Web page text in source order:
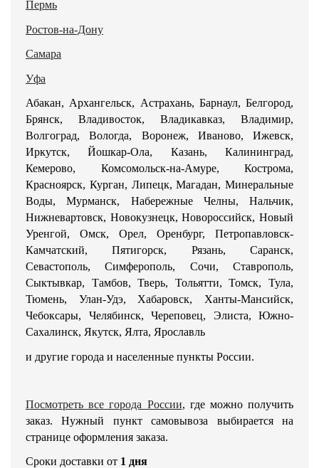
Пермь
Ростов-на-Дону
Самара
Уфа
Абакан, Архангельск, Астрахань, Барнаул, Белгород,
Брянск, Владивосток, Владикавказ, Владимир,
Волгоград, Вологда, Воронеж, Иваново, Ижевск,
Иркутск, Йошкар-Ола, Казань, Калининград,
Кемерово, Комсомольск-на-Амуре, Кострома,
Красноярск, Курган, Липецк, Магадан, Минеральные
Воды, Мурманск, Набережные Челны, Нальчик,
Нижневартовск, Новокузнецк, Новороссийск, Новый
Уренгой, Омск, Орел, Оренбург, Петропавловск-
Камчатский, Пятигорск, Рязань, Саранск,
Севастополь, Симферополь, Сочи, Ставрополь,
Сыктывкар, Тамбов, Тверь, Тольятти, Томск, Тула,
Тюмень, Улан-Удэ, Хабаровск, Ханты-Мансийск,
Чебоксары, Челябинск, Череповец, Элиста, Южно-
Сахалинск, Якутск, Ялта, Ярославль
и другие города и населенные пункты России.
Посмотреть все города России, где можно получить
заказ. Нужный пункт самовывоза выбирается на
странице оформления заказа.
Сроки доставки от 1 дня